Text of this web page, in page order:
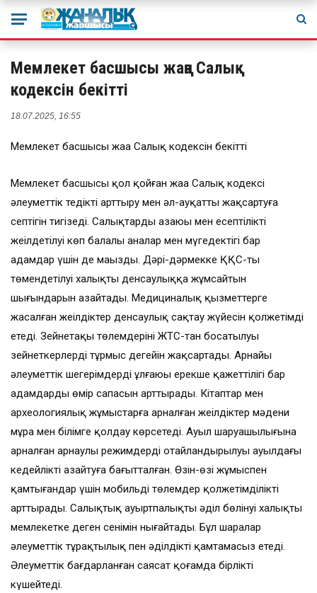
Мемлекет басшысы жаңа Салық
кодексін бекітті
18.07.2025, 16:55
Мемлекет басшысы жаңа Салық кодексін бекітті
Мемлекет басшысы қол қойған жаңа Салық кодексі
әлеуметтік теңдікті арттыру мен әл-ауқатты жақсартуға
септігін тигізеді. Салықтардың азаюы мен есептіліктің
жеңілдетілуі көп балалы аналар мен мүгедектігі бар
адамдар үшін де маңызды. Дәрі-дәрмекке ҚҚС-тың
төмендетілуі халықтың денсаулыққа жұмсайтын
шығындарын азайтады. Медициналық қызметтерге
жасалған жеңілдіктер денсаулық сақтау жүйесін қолжетімді
етеді. Зейнетақы төлемдерінің ЖТС-тан босатылуы
зейнеткерлердің тұрмыс деңгейін жақсартады. Арнайы
әлеуметтік шегерімдердің ұлғаюы ерекше қажеттілігі бар
адамдардың өмір сапасын арттырады. Кітаптар мен
археологиялық жұмыстарға арналған жеңілдіктер мәдени
мұра мен білімге қолдау көрсетеді. Ауыл шаруашылығына
арналған арнаулы режимдердің оңтайландырылуы ауылдағы
кедейлікті азайтуға бағытталған. Өзін-өзі жұмыспен
қамтығандар үшін мобильді төлемдер қолжетімділікті
арттырады. Салықтық ауыртпалықтың әділ бөлінуі халықтың
мемлекетке деген сенімін нығайтады. Бұл шаралар
әлеуметтік тұрақтылық пен әділдікті қамтамасыз етеді.
Әлеуметтік бағдарланған саясат қоғамда бірлікті
күшейтеді.